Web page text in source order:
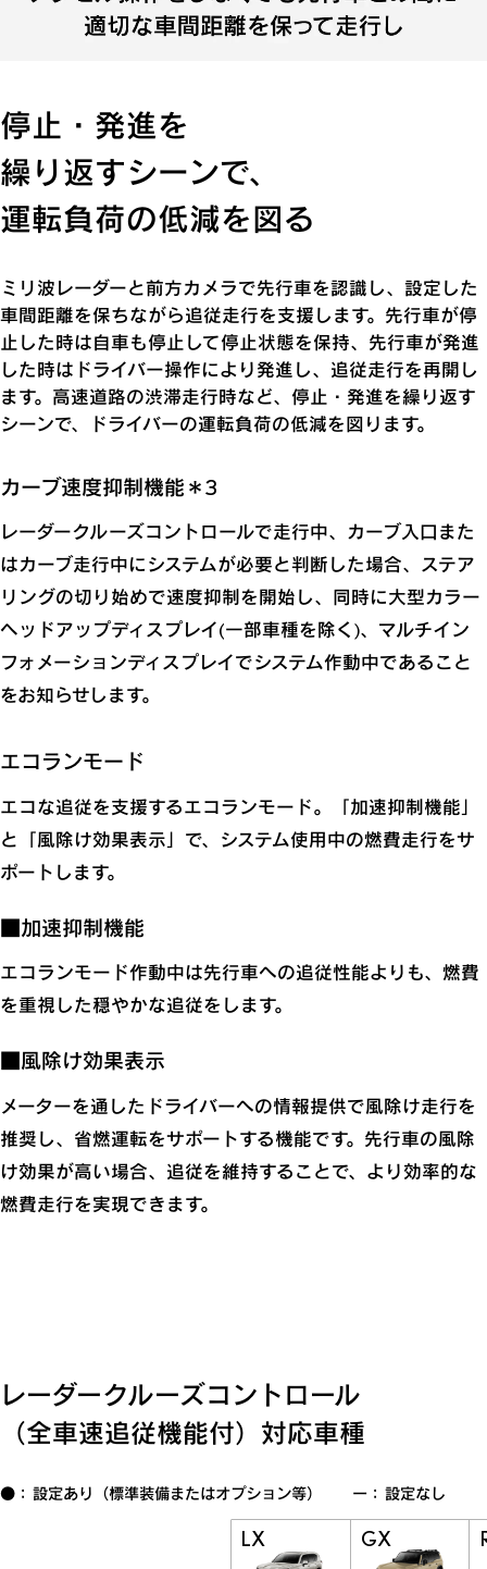
停止・発進を
繰り返すシーンで、
運転負荷の低減を図る
ミリ波レーダーと前方カメラで先行車を認識し、設定した
車間距離を保ちながら追従走行を支援します。先行車が停
止した時は自車も停止して停止状態を保持、先行車が発進
した時はドライバー操作により発進し、追従走行を再開し
ます。高速道路の渋滞走行時など、停止・発進を繰り返す
シーンで、ドライバーの運転負荷の低減を図ります。
カーブ速度抑制機能＊3
レーダークルーズコントロールで走行中、カーブ入口また
はカーブ走行中にシステムが必要と判断した場合、ステア
リングの切り始めで速度抑制を開始し、同時に大型カラー
ヘッドアップディスプレイ(一部車種を除く)、マルチイン
フォメーションディスプレイでシステム作動中であること
をお知らせします。
エコランモード
エコな追従を支援するエコランモード。「加速抑制機能」
と「風除け効果表示」で、システム使用中の燃費走行をサ
ポートします。
■加速抑制機能
エコランモード作動中は先行車への追従性能よりも、燃費
を重視した穏やかな追従をします。
■風除け効果表示
メーターを通したドライバーへの情報提供で風除け走行を
推奨し、省燃運転をサポートする機能です。先行車の風除
け効果が高い場合、追従を維持することで、より効率的な
燃費走行を実現できます。
レーダークルーズコントロール
（全車速追従機能付）対応車種
●： 設定あり（標準装備またはオプション等） ー： 設定なし
LX GX